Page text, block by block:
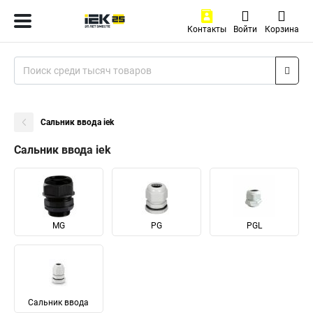
Контакты Войти Корзина
Сальник ввода iek
Сальник ввода iek
MG PG PGL
Сальник ввода